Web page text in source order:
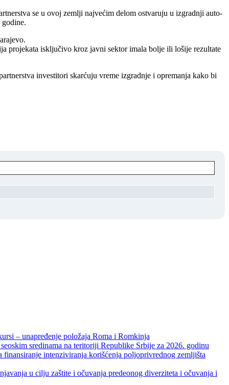
se u ovoj zemlji najvećim delom ostvaruju u izgradnji auto-
projekata isključivo kroz javni sektor imala bolje ili lošije rezultate
investitori skarćuju vreme izgradnje i opremanja kako bi
– unapređenje položaja Roma i Romkinja
sredinama na teritoriji Republike Srbije za 2026. godinu
intenziviranja korišćenja poljoprivrednog zemljišta
u cilju zaštite i očuvanja predeonog diverziteta i očuvanja i